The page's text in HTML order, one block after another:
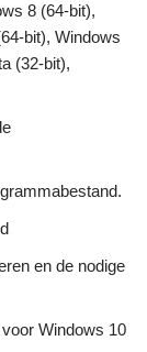
8 (64-bit),
bit), Windows
(32-bit),
en de nodige
Windows 10